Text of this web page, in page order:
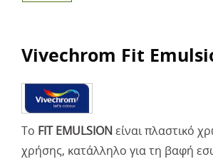
Vivechrom Fit
Το FIT EMULSIONείναι πλαστικό
χρήσης, κατάλληλο για τη βαφή